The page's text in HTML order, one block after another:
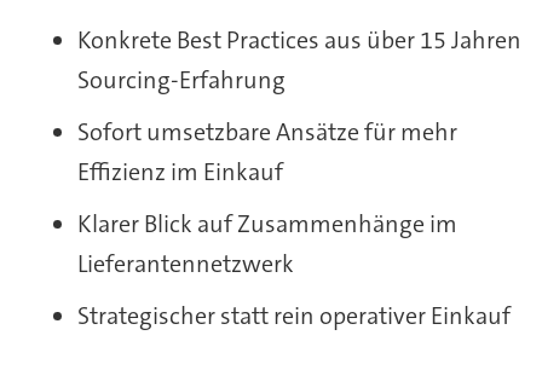
Konkrete Best Practices aus über 15 Jahren
Sourcing-Erfahrung
Sofort umsetzbare Ansätze für mehr
Effizienz im Einkauf
Klarer Blick auf Zusammenhänge im
Lieferantennetzwerk
Strategischer statt rein operativer Einkauf